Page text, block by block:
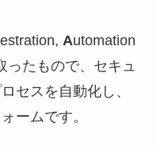
Automation
ったもので、セキュ
セスを自動化し、
ームです。